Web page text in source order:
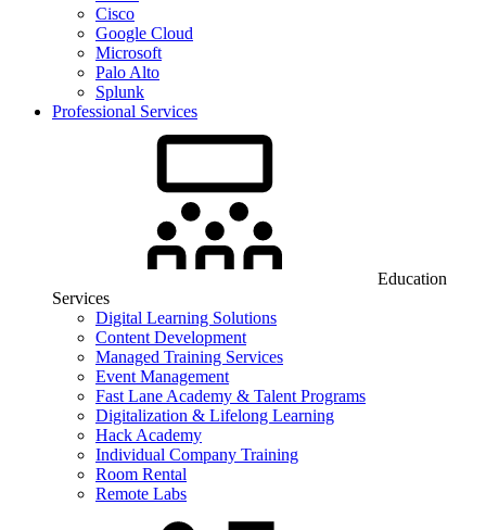
Cisco
Google Cloud
Microsoft
Palo Alto
Splunk
Professional Services
Education
Services
Digital Learning Solutions
Content Development
Managed Training Services
Event Management
Fast Lane Academy & Talent Programs
Digitalization & Lifelong Learning
Hack Academy
Individual Company Training
Room Rental
Remote Labs